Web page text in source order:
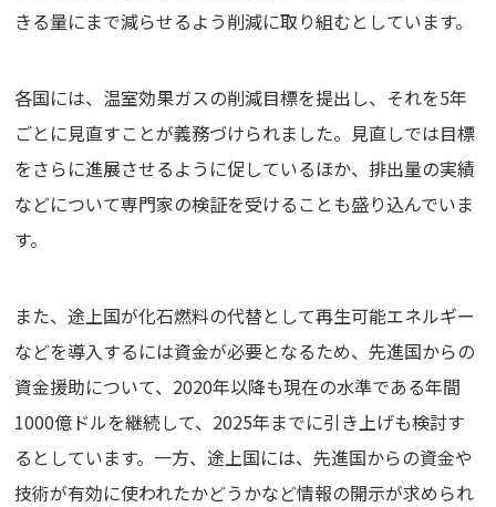
きる量にまで減らせるよう削減に取り組むとしています。
各国には、温室効果ガスの削減目標を提出し、それを5年
ごとに見直すことが義務づけられました。見直しでは目標
をさらに進展させるように促しているほか、排出量の実績
などについて専門家の検証を受けることも盛り込んでいま
す。
また、途上国が化石燃料の代替として再生可能エネルギー
などを導入するには資金が必要となるため、先進国からの
資金援助について、2020年以降も現在の水準である年間
1000億ドルを継続して、2025年までに引き上げも検討す
るとしています。一方、途上国には、先進国からの資金や
技術が有効に使われたかどうかなど情報の開示が求められ